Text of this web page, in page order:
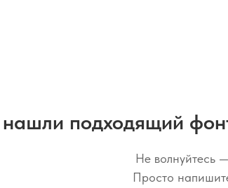
подходящий
Не волнуйтесь
Просто